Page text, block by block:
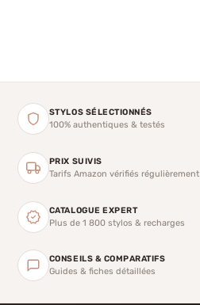
STYLOS SÉLECTIONNÉS
100% authentiques & testés
PRIX SUIVIS
Tarifs Amazon vérifiés régulièrement
CATALOGUE EXPERT
Plus de 1 800 stylos & recharges
CONSEILS & COMPARATIFS
Guides & fiches détaillées